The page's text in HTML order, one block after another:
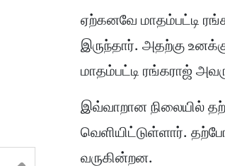
ஏற்கனவே மாதம்பட்டி
இருந்தார். அதற்கு
மாதம்பட்டி ரங்கராஜ்
இவ்வாறான நிலையில்
வெளியிட்டுள்ளார்.
வருகின்றன.